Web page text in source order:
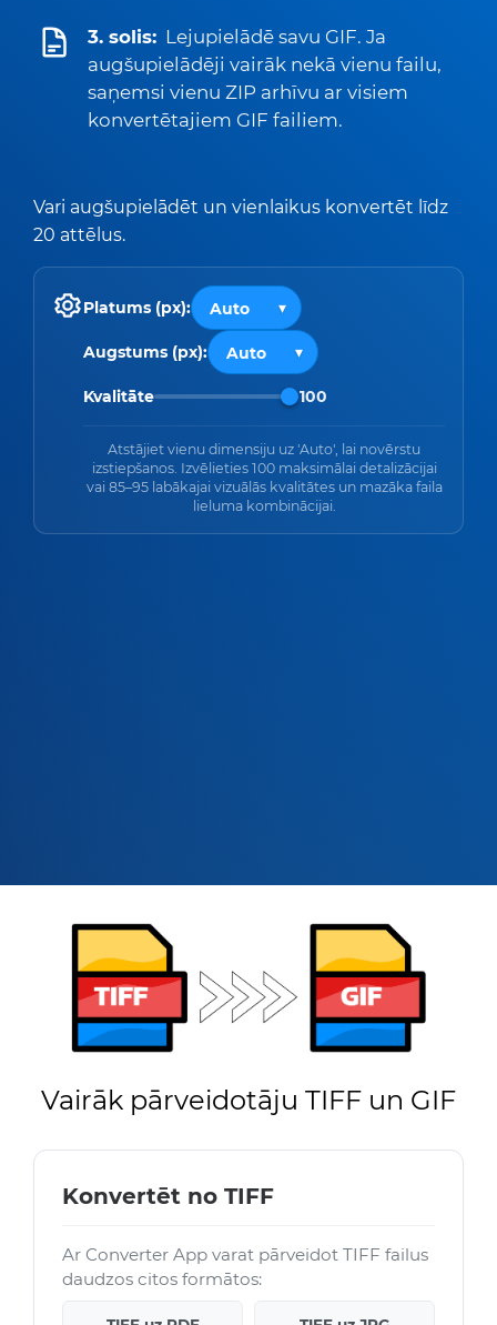
3. solis: Lejupielādē savu GIF. Ja
augšupielādēji vairāk nekā vienu failu,
saņemsi vienu ZIP arhīvu ar visiem
konvertētajiem GIF failiem.
Vari augšupielādēt un vienlaikus konvertēt līdz
20 attēlus.
Platums (px):
Augstums (px):
Kvalitāte 100
Atstājiet vienu dimensiju uz 'Auto', lai novērstu
izstiepšanos. Izvēlieties 100 maksimālai detalizācijai
vai 85–95 labākajai vizuālās kvalitātes un mazāka faila
lieluma kombinācijai.
Vairāk pārveidotāju TIFF un GIF
Konvertēt no TIFF
Ar Converter App varat pārveidot TIFF failus
daudzos citos formātos: